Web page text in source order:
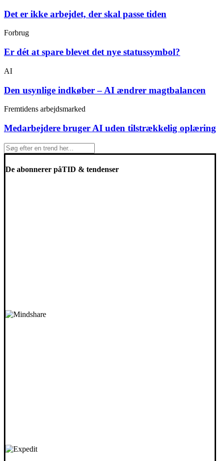
Det er ikke arbejdet, der skal passe tiden
Forbrug
Er dét at spare blevet det nye statussymbol?
AI
Den usynlige indkøber – AI ændrer magtbalancen
Fremtidens arbejdsmarked
Medarbejdere bruger AI uden tilstrækkelig oplæring
De abonnerer påTID & tendenser